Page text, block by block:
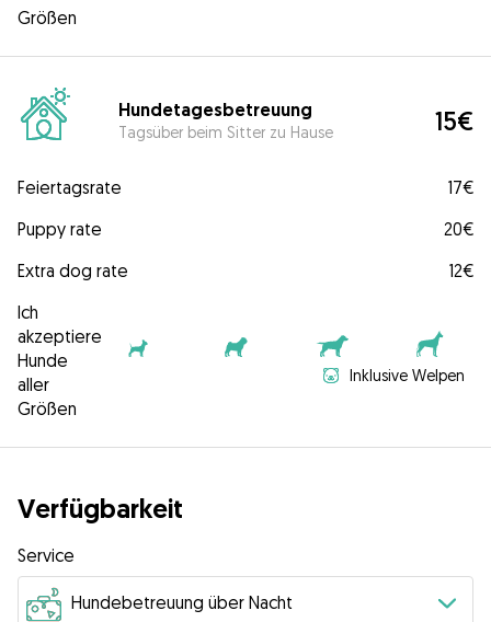
Größen
Hundetagesbetreuung
Tagsüber beim Sitter zu Hause 15€
Feiertagsrate
17€
Puppy rate
20€
Extra dog rate
12€
Ich
akzeptiere
Hunde
aller
Größen
Inklusive Welpen
Verfügbarkeit
Service